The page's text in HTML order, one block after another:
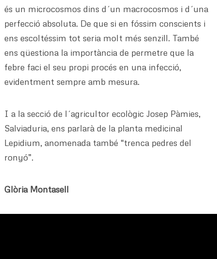
és un microcosmos dins d´un macrocosmos i d´una
perfecció absoluta. De que si en fóssim conscients i
ens escoltéssim tot seria molt més senzill. També
ens qüestiona la importància de permetre que la
febre faci el seu propi procés en una infecció,
evidentment sempre amb mesura.
I a la secció de l´agricultor ecològic Josep Pàmies,
Salviaduria, ens parlarà de la planta medicinal
Lepidium, anomenada també “trenca pedres del
ronyó”.
Glòria Montasell